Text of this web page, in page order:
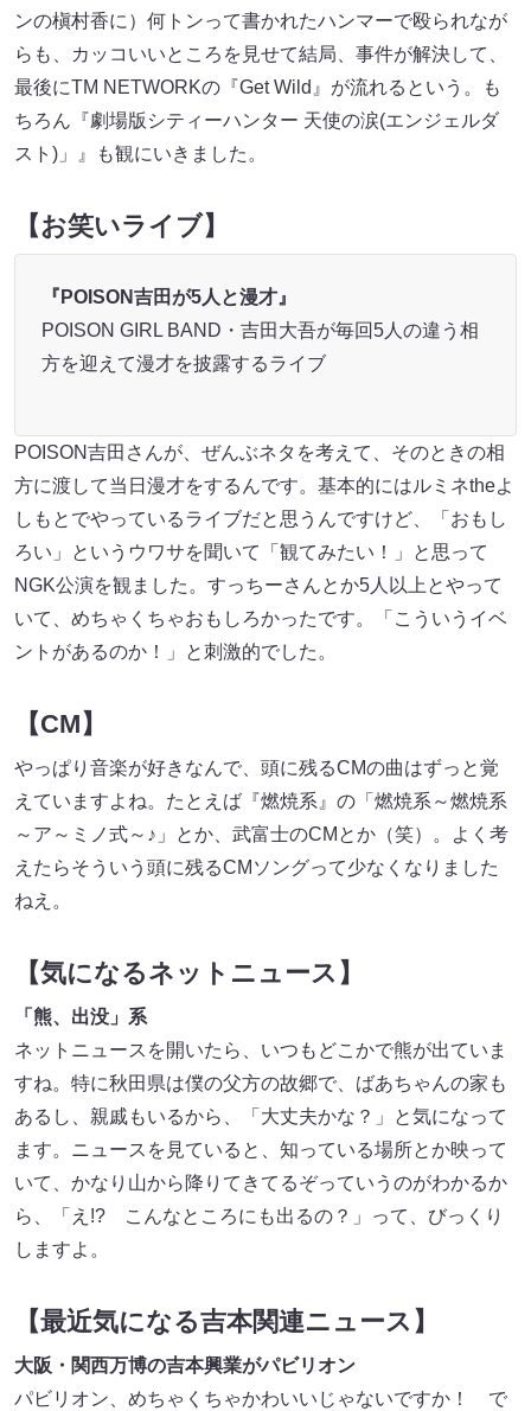
ンの槇村香に）何トンって書かれたハンマーで殴られなが
らも、カッコいいところを見せて結局、事件が解決して、
最後にTM NETWORKの『Get Wild』が流れるという。も
ちろん『劇場版シティーハンター 天使の涙(エンジェルダ
スト)」』も観にいきました。
【お笑いライブ】
『POISON吉田が5人と漫才』
POISON GIRL BAND・吉田大吾が毎回5人の違う相
方を迎えて漫才を披露するライブ
POISON吉田さんが、ぜんぶネタを考えて、そのときの相
方に渡して当日漫才をするんです。基本的にはルミネtheよ
しもとでやっているライブだと思うんですけど、「おもし
ろい」というウワサを聞いて「観てみたい！」と思って
NGK公演を観ました。すっちーさんとか5人以上とやって
いて、めちゃくちゃおもしろかったです。「こういうイベ
ントがあるのか！」と刺激的でした。
【CM】
やっぱり音楽が好きなんで、頭に残るCMの曲はずっと覚
えていますよね。たとえば『燃焼系』の「燃焼系～燃焼系
～ア～ミノ式～♪」とか、武富士のCMとか（笑）。よく考
えたらそういう頭に残るCMソングって少なくなりました
ねえ。
【気になるネットニュース】
「熊、出没」系
ネットニュースを開いたら、いつもどこかで熊が出ていま
すね。特に秋田県は僕の父方の故郷で、ばあちゃんの家も
あるし、親戚もいるから、「大丈夫かな？」と気になって
ます。ニュースを見ていると、知っている場所とか映って
いて、かなり山から降りてきてるぞっていうのがわかるか
ら、「え!? こんなところにも出るの？」って、びっくり
しますよ。
【最近気になる吉本関連ニュース】
大阪・関西万博の吉本興業がパビリオン
パビリオン、めちゃくちゃかわいいじゃないですか！ で